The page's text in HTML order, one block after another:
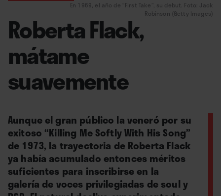
En 1969, el año de “First Take”, su debut. Foto: Jack
Robinson (Getty Images)
Roberta Flack,
mátame
suavemente
Aunque el gran público la veneró por su
exitoso “Killing Me Softly With His Song”
de 1973, la trayectoria de Roberta Flack
ya había acumulado entonces méritos
suficientes para inscribirse en la
galería de voces privilegiadas de soul y